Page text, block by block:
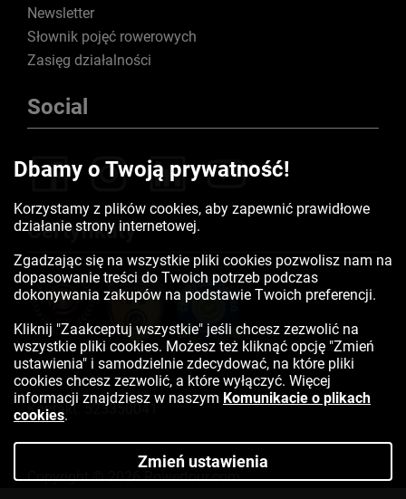
Newsletter
Słownik pojęć rowerowych
Zasięg działalności
Social
Certyfikaty
Kontakt: 523350041
Copyright © 2026 Rowertour.com
Dbamy o Twoją prywatność!
Korzystamy z plików cookies, aby zapewnić prawidłowe
działanie strony internetowej.
Zgadzając się na wszystkie pliki cookies pozwolisz nam na
dopasowanie treści do Twoich potrzeb podczas
dokonywania zakupów na podstawie Twoich preferencji.
Kliknij "Zaakceptuj wszystkie" jeśli chcesz zezwolić na
wszystkie pliki cookies. Możesz też kliknąć opcję "Zmień
ustawienia" i samodzielnie zdecydować, na które pliki
cookies chcesz zezwolić, a które wyłączyć. Więcej
informacji znajdziesz w naszym Komunikacie o plikach
cookies.
Zmień ustawienia